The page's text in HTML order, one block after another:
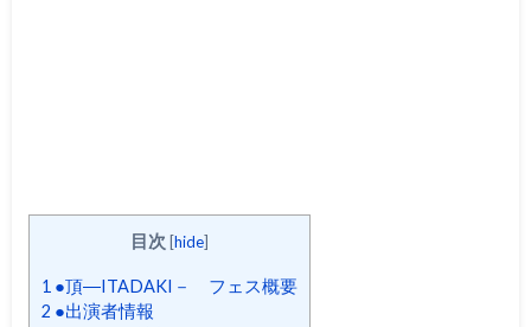
目次 [hide]
1 ●頂―ITADAKI－ フェス概要
2 ●出演者情報